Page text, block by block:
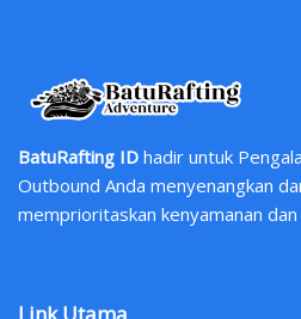
BatuRafting ID hadir untuk
Outbound Anda menyenangkan
memprioritaskan kenyamanan dan
Link Utama